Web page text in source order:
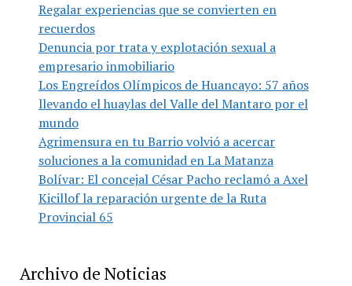
Regalar experiencias que se convierten en
recuerdos
Denuncia por trata y explotación sexual a
empresario inmobiliario
Los Engreídos Olímpicos de Huancayo: 57 años
llevando el huaylas del Valle del Mantaro por el
mundo
Agrimensura en tu Barrio volvió a acercar
soluciones a la comunidad en La Matanza
Bolívar: El concejal César Pacho reclamó a Axel
Kicillof la reparación urgente de la Ruta
Provincial 65
Archivo de Noticias